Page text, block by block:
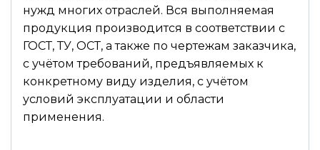
нужд многих отраслей. Вся выполняемая
продукция производится в соответствии с
ГОСТ, ТУ, ОСТ, а также по чертежам заказчика,
с учётом требований, предъявляемых к
конкретному виду изделия, с учётом
условий эксплуатации и области
применения.